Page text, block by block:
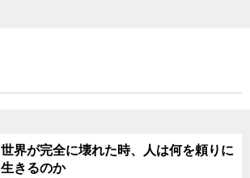
世界が完全に壊れた時、人は何を頼りに
生きるのか